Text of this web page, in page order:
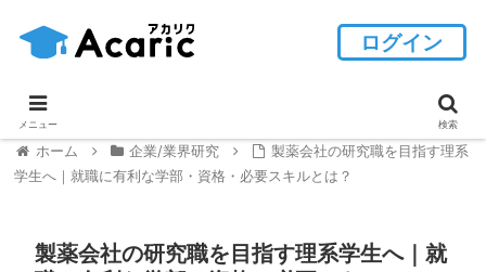
ホーム 企業/業界研究
製薬会社の研究職を目指す理系
学生へ｜就職に有利な学部・資格・必要スキルとは？
製薬会社の研究職を目指す理系学生へ｜就
ログイン
メニュー 検索